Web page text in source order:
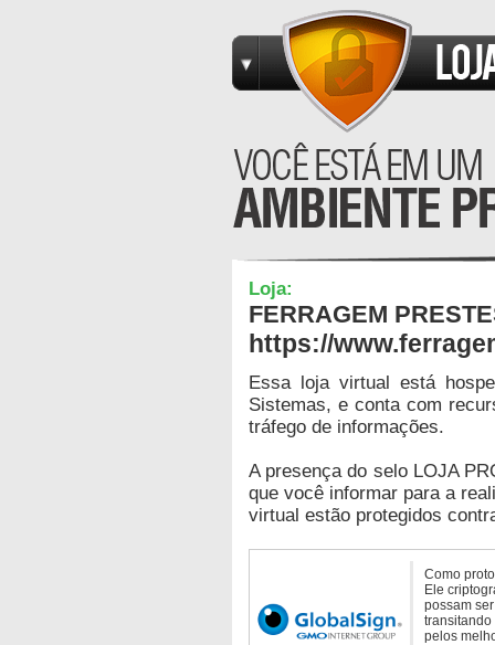
Loja:
FERRAGEM
https://
Essa loja virtual está
Sistemas, e conta com
tráfego de informações.
A presença do selo LOJA
que você informar para a
virtual estão protegidos
Como
Ele
possam
transitando
pelos